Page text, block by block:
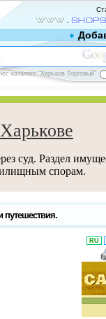
каталоге "Харьков Торговый"
суд. Раздел
спорам.
путешествия.
RU